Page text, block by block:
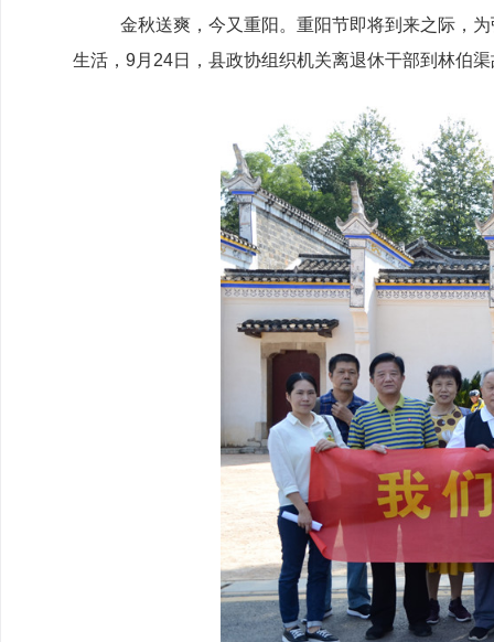
政协章程
金秋送爽，今又重阳。重阳节即将到来之际，
生活，9月24日，县政协组织机关离退休干部到林伯